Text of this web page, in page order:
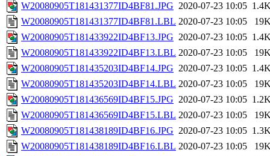
W20080905T181431377ID4BF81.JPG 2020-07-23 10:05
W20080905T181431377ID4BF81.LBL 2020-07-23 10:05
W20080905T181433922ID4BF13.JPG 2020-07-23 10:05
W20080905T181433922ID4BF13.LBL 2020-07-23 10:05
W20080905T181435203ID4BF14.JPG 2020-07-23 10:05
W20080905T181435203ID4BF14.LBL 2020-07-23 10:05
W20080905T181436569ID4BF15.JPG 2020-07-23 10:05
W20080905T181436569ID4BF15.LBL 2020-07-23 10:05
W20080905T181438189ID4BF16.JPG 2020-07-23 10:05
W20080905T181438189ID4BF16.LBL 2020-07-23 10:05